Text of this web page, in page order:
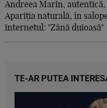
Andreea Marin,
Apariția naturală, în
internetul: "Zână duioasă"
TE-AR PUTEA